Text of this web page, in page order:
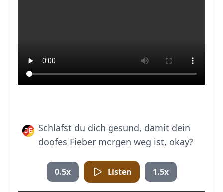
Schläfst du dich gesund, damit dein
doofes Fieber morgen weg ist, okay?
0.5x Listen 1.5x